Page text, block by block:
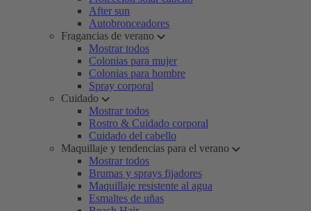
After sun
Autobronceadores
Fragancias de verano
Mostrar todos
Colonias para mujer
Colonias para hombre
Spray corporal
Cuidado
Mostrar todos
Rostro & Cuidado corporal
Cuidado del cabello
Maquillaje y tendencias para el verano
Mostrar todos
Brumas y sprays fijadores
Maquillaje resistente al agua
Esmaltes de uñas